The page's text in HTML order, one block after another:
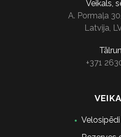
Veikals,
A. Pormaļa
Latvija,
+371
Velosipēdi